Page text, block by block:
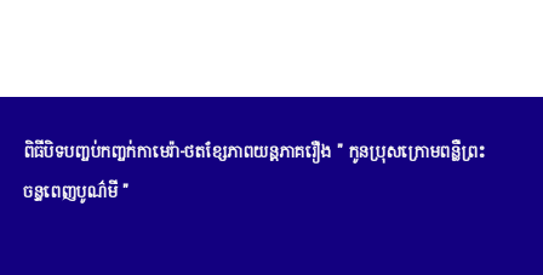
ពិធីបិទបញ្ចប់កញ្ចក់កាមេរ៉ា-ថតខ្សែភាពយន្តភាគរឿង " កូនប្រុសក្រោមពន្លឺព្រះ
ចន្ទពេញបូណ៌មី "